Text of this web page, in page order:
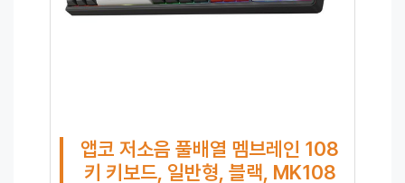
앱코 저소음 풀배열 멤브레인 108
키 키보드, 일반형, 블랙, MK108